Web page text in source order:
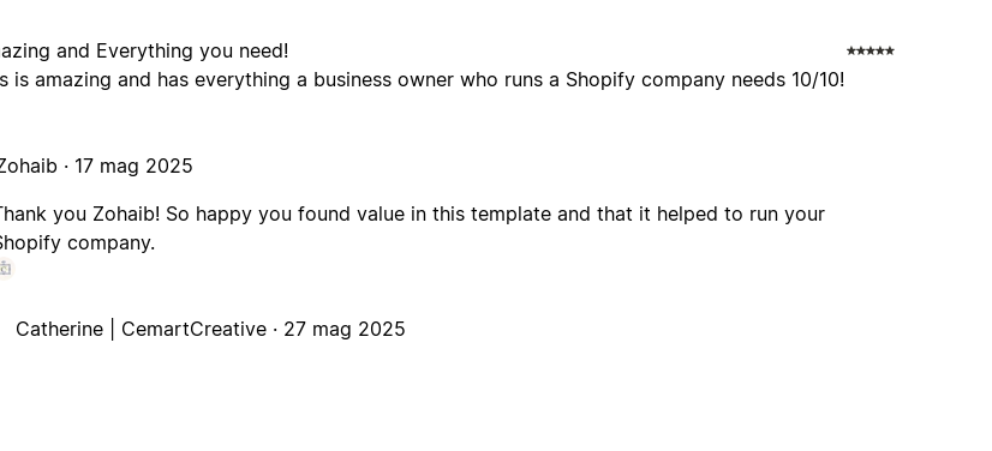
and Everything you need!
is amazing and has everything a business owner who runs a Shopify company needs 10/10!
· 17 mag 2025
you Zohaib! So happy you found value in this template and that it helped to run your
company.
Catherine | CemartCreative · 27 mag 2025